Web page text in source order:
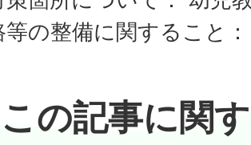
等の整備に関すること
この記事に関